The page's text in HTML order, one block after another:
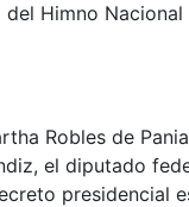
Himno
Robles de
el diputado
presidencial